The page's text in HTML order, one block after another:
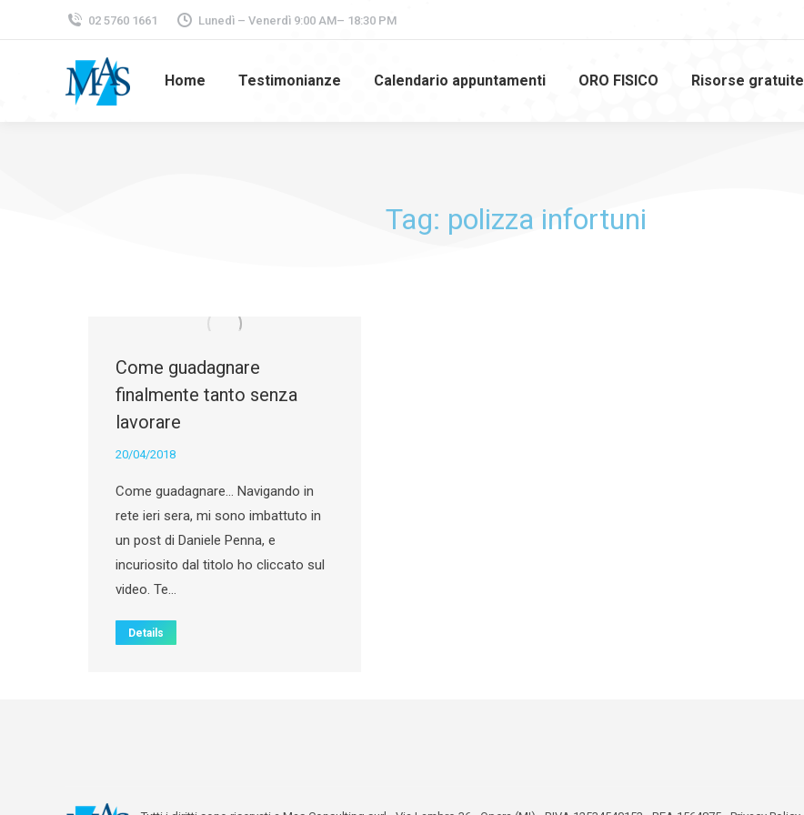
02 5760 1661 Lunedì – Venerdì 9:00 AM– 18:30 PM
Home Testimonianze Calendario appuntamenti ORO FISICO Risorse gratuite
Tag: polizza infortuni
Come guadagnare
finalmente tanto senza
lavorare
20/04/2018
Come guadagnare… Navigando in
rete ieri sera, mi sono imbattuto in
un post di Daniele Penna, e
incuriosito dal titolo ho cliccato sul
video. Te…
Details